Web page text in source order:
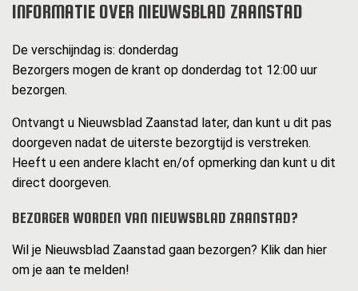
INFORMATIE OVER NIEUWSBLAD ZAANSTAD
De verschijndag is: donderdag
Bezorgers mogen de krant op donderdag tot 12:00 uur
bezorgen.
Ontvangt u Nieuwsblad Zaanstad later, dan kunt u dit pas
doorgeven nadat de uiterste bezorgtijd is verstreken.
Heeft u een andere klacht en/of opmerking dan kunt u dit
direct doorgeven.
BEZORGER WORDEN VAN NIEUWSBLAD ZAANSTAD?
Wil je Nieuwsblad Zaanstad gaan bezorgen? Klik dan hier
om je aan te melden!